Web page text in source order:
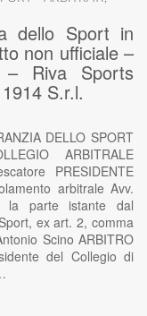
dello Sport in
non ufficiale –
Riva Sports
S.r.l.
DELLO SPORT
ARBITRALE
PRESIDENTE
arbitrale Avv.
la parte istante dal
ex art. 2, comma
Scino ARBITRO
del Collegio di